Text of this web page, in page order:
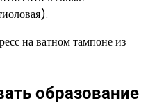
на ватном тампоне из
образование